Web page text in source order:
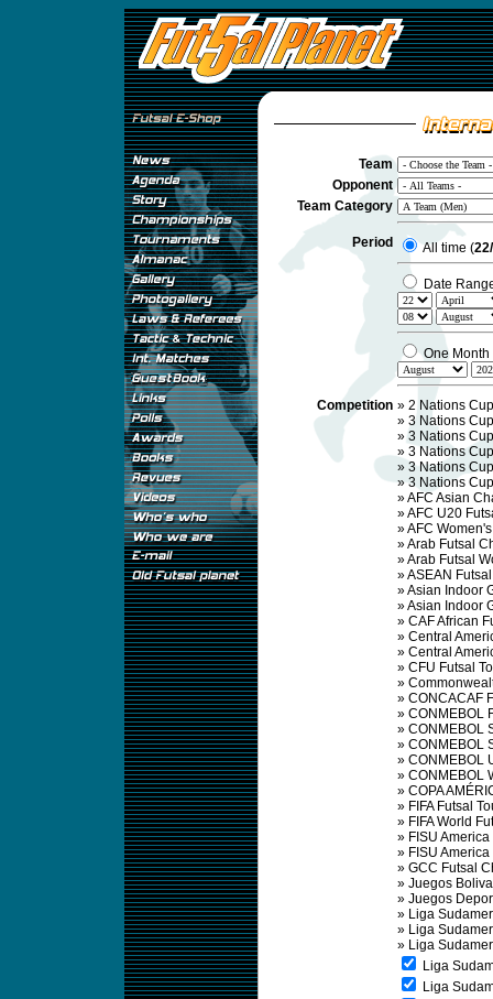
Team
Opponent
Team Category
Period All time (
Date
One Month
Competition » 2 Nations
» 3 Nations
» 3 Nations
» 3 Nations
» 3 Nations
»3 Nations
»AFC Asian
»AFC U20
»AFC
»Arab Futsal
»Arab Futsal
»ASEAN
»Asian Indoor
»Asian Indoor
» CAF African
» Central
» Central
» CFU Futsal
»
» CONCACAF
» CONMEBOL
» CONMEBOL
» CONMEBOL
» CONMEBOL
» CONMEBOL
» COPA
» FIFA Futsal
» FIFA World
» FISU
» FISU
» GCC Futsal
» Juegos
» Juegos
» Liga
» Liga
» Liga
Liga
Liga